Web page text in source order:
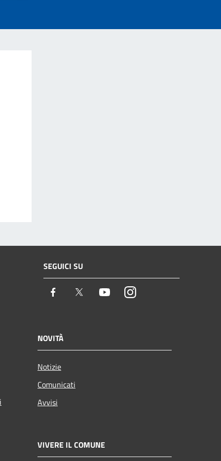
SEGUICI SU
Facebook Twitter YoutubeInstagram
NOVITÀ
Notizie
Comunicati
Avvisi
VIVERE IL COMUNE